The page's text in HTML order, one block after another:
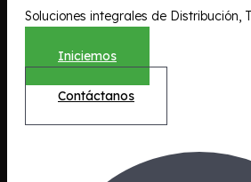
Soluciones integrales de Distribución,
Iniciemos
Contáctanos